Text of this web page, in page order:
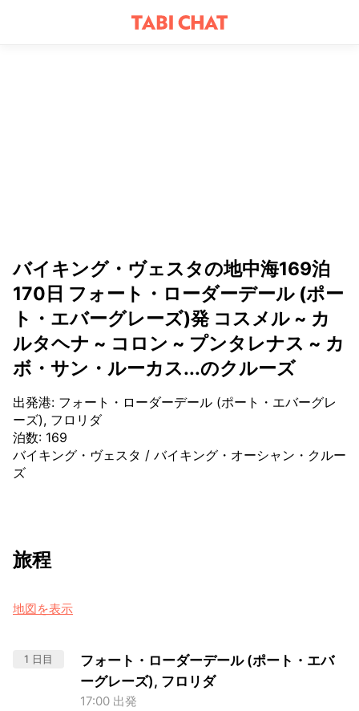
バイキング・ヴェスタの地中海169泊
170日 フォート・ローダーデール (ポー
ト・エバーグレーズ)発 コスメル ~ カ
ルタヘナ ~ コロン ~ プンタレナス ~ カ
ボ・サン・ルーカス...のクルーズ
出発港: フォート・ローダーデール (ポート・エバーグレ
ーズ), フロリダ
泊数: 169
バイキング・ヴェスタ / バイキング・オーシャン・クルー
ズ
旅程
地図を表示
1 日目
フォート・ローダーデール (ポート・エバ
ーグレーズ), フロリダ
17:00 出発